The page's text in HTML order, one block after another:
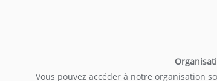
Vous pouvez accéder à notre organisation